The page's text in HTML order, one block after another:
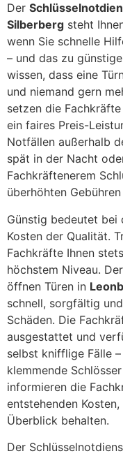
Der
Silberberg steht
wenn Sie schnelle
– und das zu
wissen, dass eine
und niemand gern
setzen die
ein faires Preis-
Notfällen außerhalb
spät in der Nacht
Fachkräftenerem
überhöhten
Günstig bedeutet
Kosten der Qualität.
Fachkräfte Ihnen
höchstem Niveau.
öffnen Türen in
schnell, sorgfältig
Schäden. Die
ausgestattet und
selbst knifflige Fälle
klemmende
informieren die
entstehenden
Überblick behalten.
Der